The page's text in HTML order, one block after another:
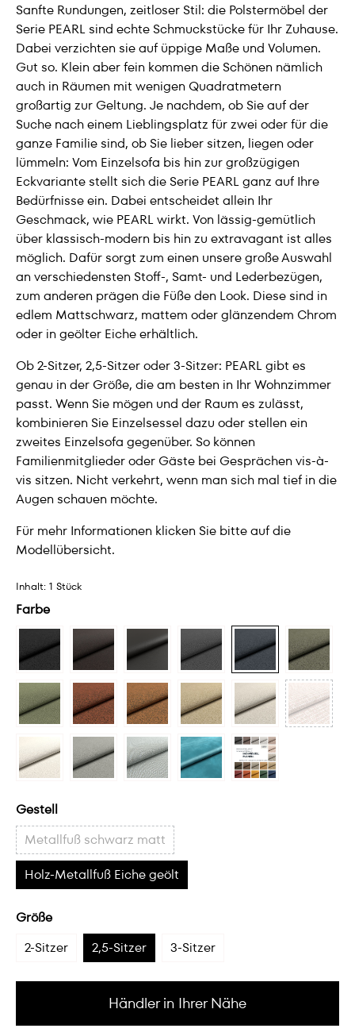
Sanfte Rundungen, zeitloser Stil: die Polstermöbel der
Serie PEARL sind echte Schmuckstücke für Ihr Zuhause.
Dabei verzichten sie auf üppige Maße und Volumen.
Gut so. Klein aber fein kommen die Schönen nämlich
auch in Räumen mit wenigen Quadratmetern
großartig zur Geltung. Je nachdem, ob Sie auf der
Suche nach einem Lieblingsplatz für zwei oder für die
ganze Familie sind, ob Sie lieber sitzen, liegen oder
lümmeln: Vom Einzelsofa bis hin zur großzügigen
Eckvariante stellt sich die Serie PEARL ganz auf Ihre
Bedürfnisse ein. Dabei entscheidet allein Ihr
Geschmack, wie PEARL wirkt. Von lässig-gemütlich
über klassisch-modern bis hin zu extravagant ist alles
möglich. Dafür sorgt zum einen unsere große Auswahl
an verschiedensten Stoff-, Samt- und Lederbezügen,
zum anderen prägen die Füße den Look. Diese sind in
edlem Mattschwarz, mattem oder glänzendem Chrom
oder in geölter Eiche erhältlich.
Ob 2-Sitzer, 2,5-Sitzer oder 3-Sitzer: PEARL gibt es
genau in der Größe, die am besten in Ihr Wohnzimmer
passt. Wenn Sie mögen und der Raum es zulässt,
kombinieren Sie Einzelsessel dazu oder stellen ein
zweites Einzelsofa gegenüber. So können
Familienmitglieder oder Gäste bei Gesprächen vis-à-
vis sitzen. Nicht verkehrt, wenn man sich mal tief in die
Augen schauen möchte.
Für mehr Informationen klicken Sie bitte auf die
Modellübersicht.
Inhalt: 1 Stück
Farbe
Gestell
Metallfuß schwarz matt
Holz-Metallfuß Eiche geölt
Größe
2-Sitzer
2,5-Sitzer 3-Sitzer
Händler in Ihrer Nähe